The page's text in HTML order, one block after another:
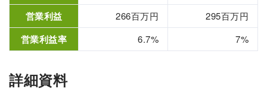
営業利益 266百万円 295百万円
営業利益率 6.7% 7%
詳細資料